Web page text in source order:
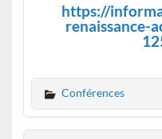
https://
renaissance-
Conférences